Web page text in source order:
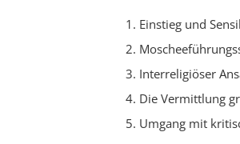
Einstieg und
Interreligiöser
Die Vermittlung
Umgang mit